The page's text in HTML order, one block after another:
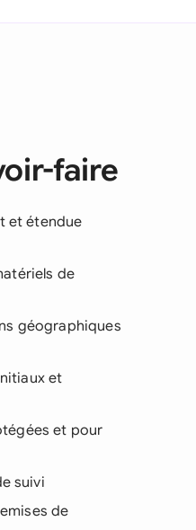
faire
et étendue
de
géographiques
et
et pour
suivi
de